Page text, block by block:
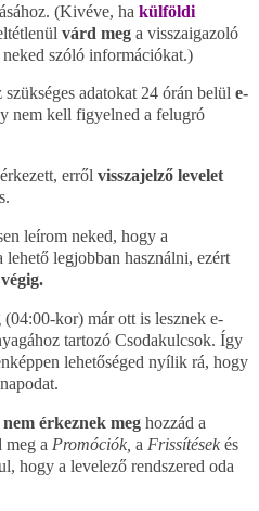
(Kivéve, ha külföldi
várd meg a visszaigazoló
szóló információkat.)
adatokat 24 órán belül e-
nem kell figyelned a felugró
erről visszajelző levelet
leírom neked, hogy a
lehető legjobban használni, ezért
(04:00-kor) már ott is lesznek e-
tartozó Csodakulcsok. Így
lehetőséged nyílik rá, hogy
nem érkeznek meg hozzád a
a Promóciók, a Frissítések és
hogy a levelező rendszered oda